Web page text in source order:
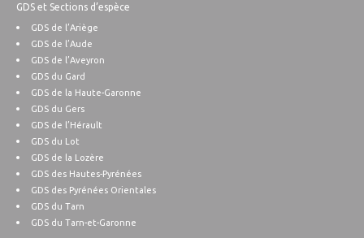
GDS et Sections d’espèce
GDS de l’Ariège
GDS de l’Aude
GDS de l’Aveyron
GDS du Gard
GDS de la Haute-Garonne
GDS du Gers
GDS de l’Hérault
GDS du Lot
GDS de la Lozère
GDS des Hautes-Pyrénées
GDS des Pyrénées Orientales
GDS du Tarn
GDS du Tarn-et-Garonne